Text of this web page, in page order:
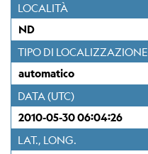
Wood
Trieste
Stazione
Everest
EvK2-
CNR
(EVN)
LOCALITÀ
ND
TIPO DI LOCALIZZAZIONE
automatico
DATA (UTC)
2010-05-30 06:04:26
LAT., LONG.